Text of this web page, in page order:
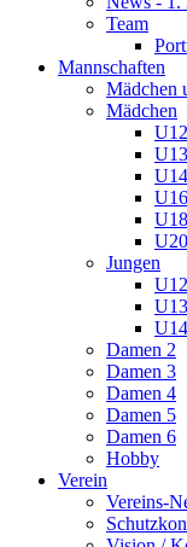
Team
Mannschaften
Mädchen
Mädchen
Jungen
Damen 2
Damen 3
Damen 4
Damen 5
Damen 6
Hobby
Verein
Vereins-